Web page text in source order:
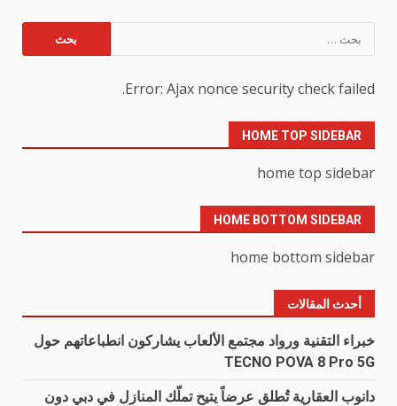
عن:
Error: Ajax nonce security check failed.
HOME TOP SIDEBAR
home top sidebar
HOME BOTTOM SIDEBAR
home bottom sidebar
أحدث المقالات
خبراء التقنية ورواد مجتمع الألعاب يشاركون انطباعاتهم حول
TECNO POVA 8 Pro 5G
دانوب العقارية تُطلق عرضاً يتيح تملّك المنازل في دبي دون